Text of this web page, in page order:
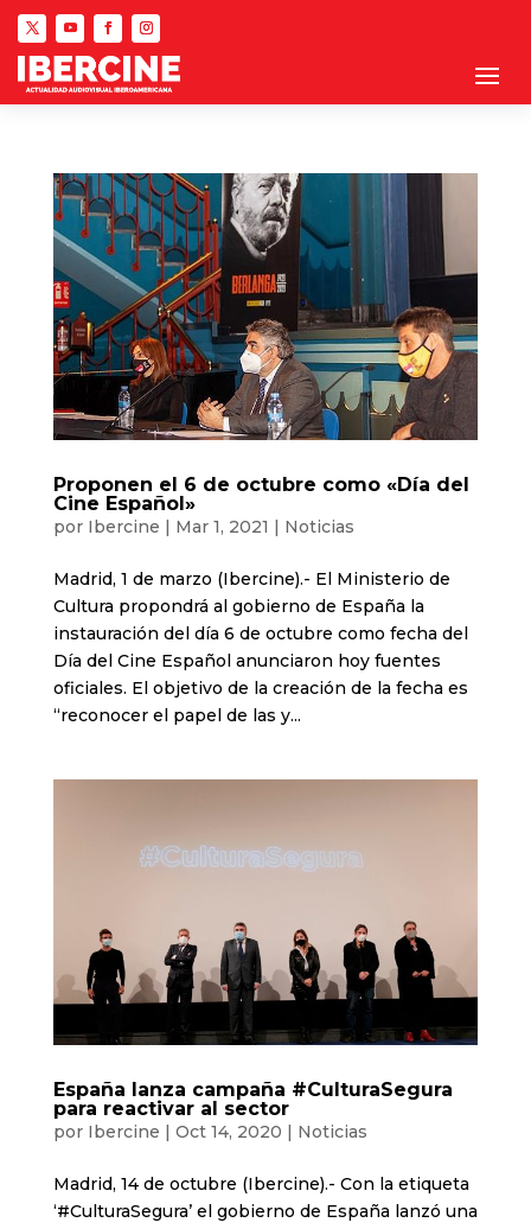
Proponen el 6 de octubre como «Día del
Cine Español»
por Ibercine | Mar 1, 2021 | Noticias
Madrid, 1 de marzo (Ibercine).- El Ministerio de
Cultura propondrá al gobierno de España la
instauración del día 6 de octubre como fecha del
Día del Cine Español anunciaron hoy fuentes
oficiales. El objetivo de la creación de la fecha es
“reconocer el papel de las y...
España lanza campaña #CulturaSegura
para reactivar al sector
por Ibercine Oct 14, 2020 Noticias
Madrid, 14 de octubre (Ibercine).- Con la etiqueta
‘#CulturaSegura’ el gobierno de España lanzó una